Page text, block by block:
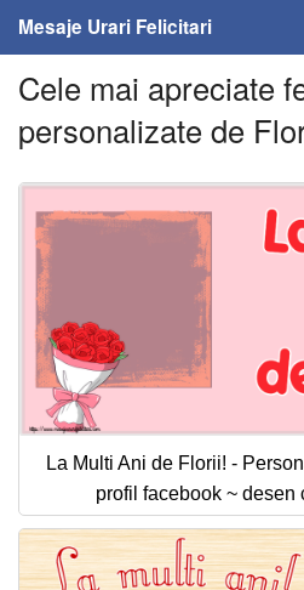
Mesaje Urari Felicitari
Home
Mesaje
Felicitari cu nume
Felicitari persoane
Felicitari personalizate
Felicitari varsta
Felicitari zilele anului
Felicitari zile saptamana
Cele mai apreciate
personalizate de
La Multi Ani de Florii! -
profil facebook ~ desen